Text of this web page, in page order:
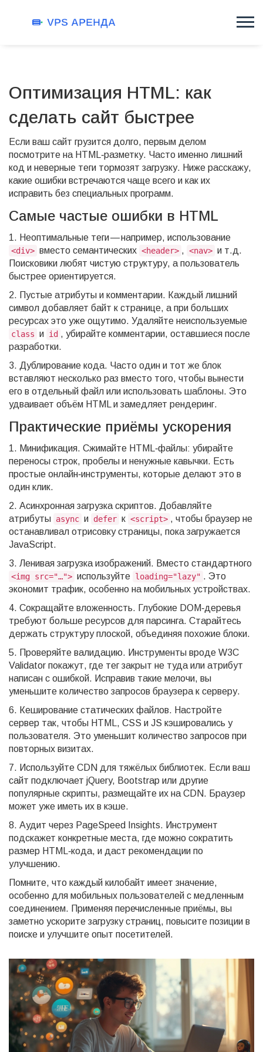
Оптимизация HTML: как
сделать сайт быстрее
Если ваш сайт грузится долго, первым делом
посмотрите на HTML‑разметку. Часто именно лишний
код и неверные теги тормозят загрузку. Ниже расскажу,
какие ошибки встречаются чаще всего и как их
исправить без специальных программ.
Самые частые ошибки в HTML
1. Неоптимальные теги — например, использование
<div> вместо семантических <header> , <nav> и т.д.
Поисковики любят чистую структуру, а пользователь
быстрее ориентируется.
2. Пустые атрибуты и комментарии. Каждый лишний
символ добавляет байт к странице, а при больших
ресурсах это уже ощутимо. Удаляйте неиспользуемые
class и id , убирайте комментарии, оставшиеся после
разработки.
3. Дублирование кода. Часто один и тот же блок
вставляют несколько раз вместо того, чтобы вынести
его в отдельный файл или использовать шаблоны. Это
удваивает объём HTML и замедляет рендеринг.
Практические приёмы ускорения
1. Минификация. Сжимайте HTML‑файлы: убирайте
переносы строк, пробелы и ненужные кавычки. Есть
простые онлайн‑инструменты, которые делают это в
один клик.
2. Асинхронная загрузка скриптов. Добавляйте
атрибуты async и defer к <script> , чтобы браузер не
останавливал отрисовку страницы, пока загружается
JavaScript.
3. Ленивая загрузка изображений. Вместо стандартного
<img src="…"> используйте loading="lazy" . Это
экономит трафик, особенно на мобильных устройствах.
4. Сокращайте вложенность. Глубокие DOM‑деревья
требуют больше ресурсов для парсинга. Старайтесь
держать структуру плоской, объединяя похожие блоки.
5. Проверяйте валидацию. Инструменты вроде W3C
Validator покажут, где тег закрыт не туда или атрибут
написан с ошибкой. Исправив такие мелочи, вы
уменьшите количество запросов браузера к серверу.
6. Кеширование статических файлов. Настройте
сервер так, чтобы HTML, CSS и JS кэшировались у
пользователя. Это уменьшит количество запросов при
повторных визитах.
7. Используйте CDN для тяжёлых библиотек. Если ваш
сайт подключает jQuery, Bootstrap или другие
популярные скрипты, размещайте их на CDN. Браузер
может уже иметь их в кэше.
8. Аудит через PageSpeed Insights. Инструмент
подскажет конкретные места, где можно сократить
размер HTML‑кода, и даст рекомендации по
улучшению.
Помните, что каждый килобайт имеет значение,
особенно для мобильных пользователей с медленным
соединением. Применяя перечисленные приёмы, вы
заметно ускорите загрузку страниц, повысите позиции в
поиске и улучшите опыт посетителей.